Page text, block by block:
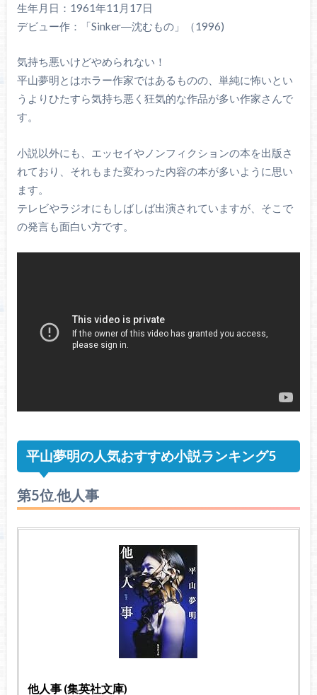
生年月日：1961年11月17日
デビュー作：「Sinker―沈むもの」（1996)
気持ち悪いけどやめられない！
平山夢明とはホラー作家ではあるものの、単純に怖いとい
うよりひたすら気持ち悪く狂気的な作品が多い作家さんで
す。
小説以外にも、エッセイやノンフィクションの本を出版さ
れており、それもまた変わった内容の本が多いように思い
ます。
テレビやラジオにもしばしば出演されていますが、そこで
の発言も面白い方です。
平山夢明の人気おすすめ小説ランキング5
第5位.他人事
他人事 (集英社文庫)